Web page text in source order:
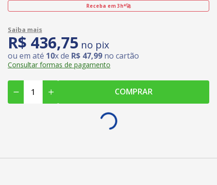
Receba em 3h*🚀
R$ 436,75 no pix
ou em até 10x de R$ 47,99 no cartão
Consultar formas de pagamento
COMPRAR